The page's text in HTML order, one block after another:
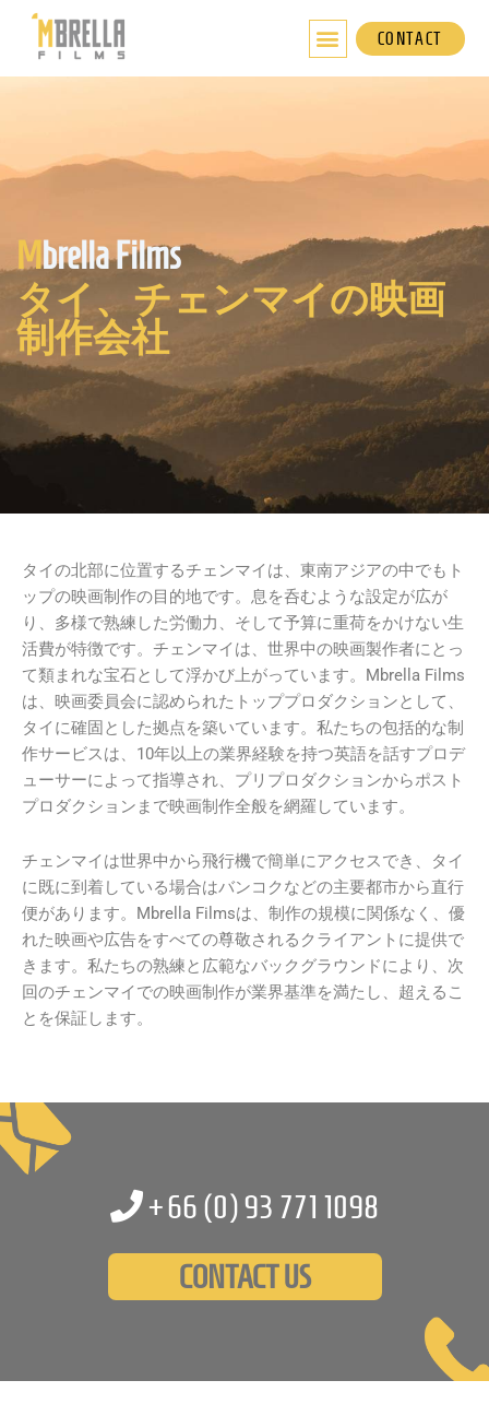
プ
CONTACT
Mbrella Films
タイ、チェンマイの映画
制作会社
タイの北部に位置するチェンマイは、東南アジアの中でもト
ップの映画制作の目的地です。息を呑むような設定が広が
り、多様で熟練した労働力、そして予算に重荷をかけない生
活費が特徴です。チェンマイは、世界中の映画製作者にとっ
て類まれな宝石として浮かび上がっています。Mbrella Films
は、映画委員会に認められたトッププロダクションとして、
タイに確固とした拠点を築いています。私たちの包括的な制
作サービスは、10年以上の業界経験を持つ英語を話すプロデ
ューサーによって指導され、プリプロダクションからポスト
プロダクションまで映画制作全般を網羅しています。
チェンマイは世界中から飛行機で簡単にアクセスでき、タイ
に既に到着している場合はバンコクなどの主要都市から直行
便があります。Mbrella Filmsは、制作の規模に関係なく、優
れた映画や広告をすべての尊敬されるクライアントに提供で
きます。私たちの熟練と広範なバックグラウンドにより、次
回のチェンマイでの映画制作が業界基準を満たし、超えるこ
とを保証します。
+66 (0)93 771 1098
CONTACT US